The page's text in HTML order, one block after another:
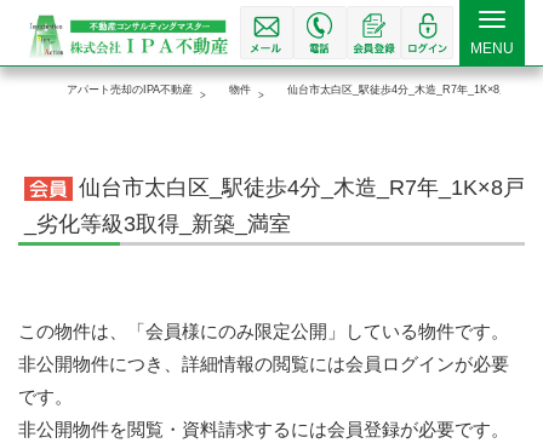
Toggle
MENU
アパート売却のIPA不動産 物件 仙台市太白区_駅徒歩4分_木造_R7年_1K×8戸_劣化
仙台市太白区_駅徒歩4分_木造_R7年_1K×8戸
_劣化等級3取得_新築_満室
この物件は、「会員様にのみ限定公開」している物件です。
非公開物件につき、詳細情報の閲覧には会員ログインが必要
です。
非公開物件を閲覧・資料請求するには会員登録が必要です。